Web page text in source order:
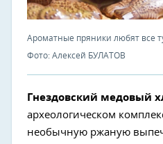
Ароматные пряники любят все
Фото: Алексей БУЛАТОВ
Гнездовский медовый
археологическом
необычную ржаную